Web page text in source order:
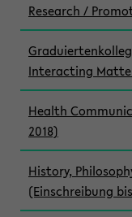
Research /
Interacting
Health
2018)
History,
(Einschreibung